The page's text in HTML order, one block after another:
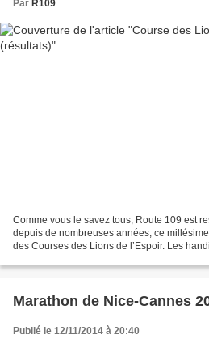
Par R109
Comme vous le savez tous, Route 109 est
depuis de nombreuses années, ce
des Courses des Lions de l’Espoir. Les
Marathon de Nice-Cannes
Publié le 12/11/2014 à 20:40